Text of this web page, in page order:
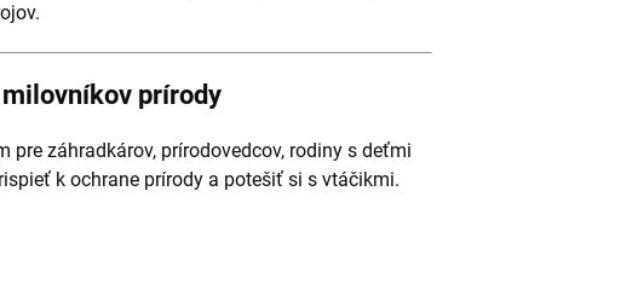
prírody
pre záhradkárov, prírodovedcov, rodiny s deťmi
k ochrane prírody a potešiť si s vtáčikmi.